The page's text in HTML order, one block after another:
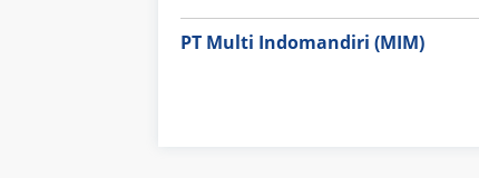
PT Multi Indomandiri (MIM)